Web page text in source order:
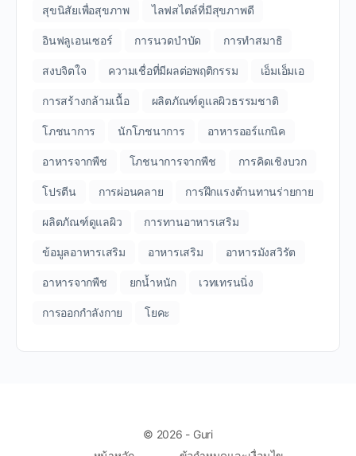
สุขนิสัยเพื่อสุขภาพ ไลฟสไตล์ที่มีสุขภาพดี
อินฟลูเอนเซอร์ การนวดบำบัด การทำสมาธิ
สงบจิตใจ ความเชื่อที่มีผลต่อพฤติกรรม เอ็มเอ็มเอ
การสร้างกล้ามเนื้อ ผลิตภัณฑ์ดูแลผิวธรรมชาติ
โภชนาการ นักโภชนาการ อาหารออร์แกนิค
อาหารจากพืช โภชนาการจากพืช การคิดเชิงบวก
โปรตีน การผ่อนคลาย การฝึกแรงต้านทานร่ายกาย
ผลิตภัณฑ์ดูแลผิว การทานอาหารเสริม
ข้อมูลอาหารเสริม อาหารเสริม อาหารมังสวิรัต
อาหารจากพืช ยกน้ำหนัก เวทเทรนนิ่ง
การออกกำลังกาย โยคะ
© 2026 - Guri